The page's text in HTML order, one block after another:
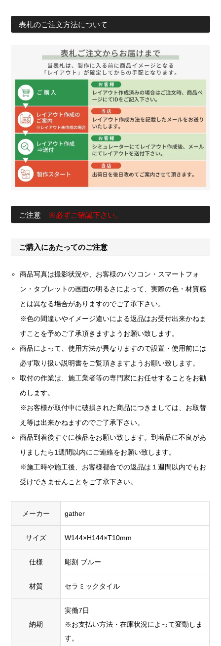
表札のご注文方法について
ご注意 ※必ずご確認下さい。
ご購入にあたってのご注意
商品写真は撮影状況や、お客様のパソコン・スマートフォ
ン・タブレットの画面の明るさによって、実際の色・材質感
とは異なる場合がありますのでご了承下さい。
※色の間違いやイメージ違いによる返品はお受付出来かねま
すことを予めご了承頂きますようお願い致します。
商品によって、使用方法が異なりますので設置・使用前には
必ず取り扱い説明書をご覧頂きますようお願い致します。
取付の作業は、施工業者等の専門家にお任せすることをお勧
めします。
※お客様が取付中に破損された商品につきましては、お取替
え等は出来かねますのでご了承下さい。
商品到着後すぐに検品をお願い致します。到着品に不良があ
りましたら1週間以内にご連絡をお願い致します。
※施工時や施工後、お客様都合での返品は１週間以内でもお
受けできませんことをご了承下さい。
メーカー gather
サイズ W144×H144×T10mm
仕様 彫刻 ブルー
材質 セラミックタイル
納期
実働7日
※お支払い方法・在庫状況によって変動しま
す。